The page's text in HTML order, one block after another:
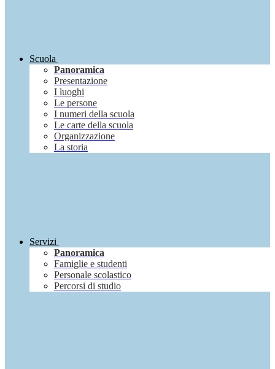
Scuola
Panoramica
Presentazione
I luoghi
Le persone
I numeri della scuola
Le carte della scuola
Organizzazione
La storia
Servizi
Panoramica
Famiglie e studenti
Personale scolastico
Percorsi di studio